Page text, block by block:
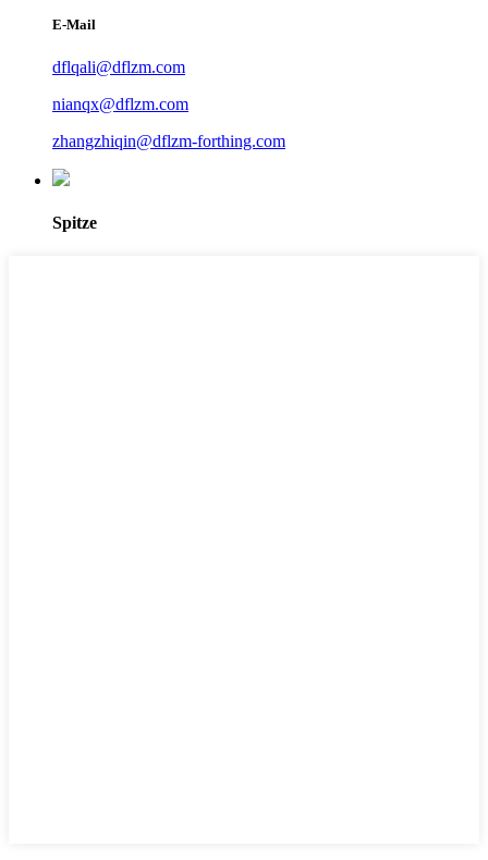
E-Mail
dflqali@dflzm.com
nianqx@dflzm.com
zhangzhiqin@dflzm-forthing.com
Spitze